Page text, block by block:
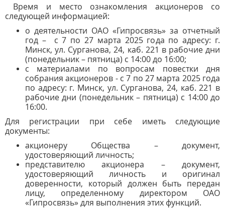
Время и место ознакомления акционеров со
следующей информацией:
о деятельности ОАО «Гипросвязь» за отчетный
год – с 7 по 27 марта 2025 года по адресу: г.
Минск, ул. Сурганова, 24, каб. 221 в рабочие дни
(понедельник – пятница) с 14:00 до 16:00;
с материалами по вопросам повестки дня
собрания акционеров - с 7 по 27 марта 2025 года
по адресу: г. Минск, ул. Сурганова, 24, каб. 221 в
рабочие дни (понедельник – пятница) с 14:00 до
16:00.
Для регистрации при себе иметь следующие
документы:
акционеру Общества – документ,
удостоверяющий личность;
представителю акционера – документ,
удостоверяющий личность и оригинал
доверенности, который должен быть передан
лицу, определенному директором ОАО
«Гипросвязь» для выполнения этих функций.